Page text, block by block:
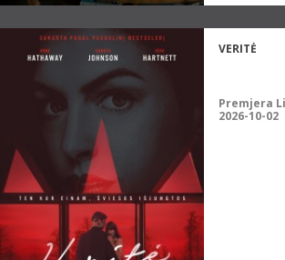
VERITĖ
Premjera
2026-10-02